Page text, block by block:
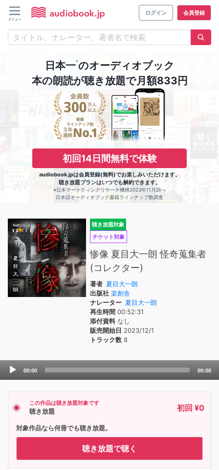
ログイン 会員登録
日本一※のオーディオブック
本の朗読が聴き放題で月額833円
初回14日間無料で体験
audiobook.jpは会員登録(無料)でお楽しみいただけます。
聴き放題プランはいつでも解約できます。
※日本マーケティングリサーチ機構2023年11月調べ
日本語オーディオブック書籍ラインナップ数調査
聴き放題対象
チケット対象
惨像 夏目大一朗 怪奇蒐集者
(コレクター)
著者 夏目大一朗
出版社 楽創舎
ナレーター 夏目大一朗
再生時間 00:52:31
添付資料なし
販売開始日 2023/12/1
トラック数 8
Audio
00:00 00:00
この作品は聴き放題対象です
聴き放題 初回 ¥0
対象作品なら何冊でも聴き放題。
聴き放題で聴く